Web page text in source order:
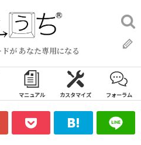
が あなた専用になる
検
索:
マニュアル カスタマイズ フォーラム